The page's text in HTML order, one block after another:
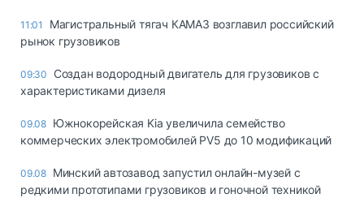
11:01
Магистральный тягач КАМАЗ возглавил российский
рынок грузовиков
09:30
Создан водородный двигатель для грузовиков с
характеристиками дизеля
09.08 Южнокорейская Kia увеличила семейство
коммерческих электромобилей PV5 до 10 модификаций
09.08 Минский автозавод запустил онлайн-музей с
редкими прототипами грузовиков и гоночной техникой